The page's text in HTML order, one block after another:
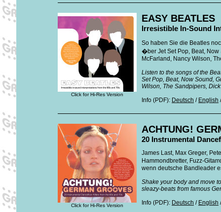
Click for Hi-Res Version
EASY BEATLES
Irresistible In-Sound
So haben Sie die Beatles
�ber Jet Set Pop, Beat,
McFarland, Nancy Wilson,
Listen to the songs of the
Set Pop, Beat, Now Sound,
Wilson, The Sandpipers,
Info (PDF): Deutsch / English
Click for Hi-Res Version
ACHTUNG!
20 Instrumental
James Last, Max Greger,
Hammondbretter, Fuzz-
wenn deutsche Bandleader
Shake your body and move
sleazy-beats from famous
Info (PDF): Deutsch / English